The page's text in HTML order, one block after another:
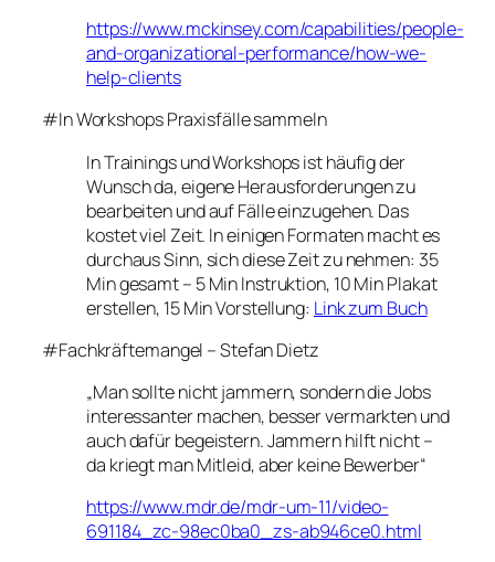
https://www.mckinsey.com/capabilities/people-
and-organizational-performance/how-we-
help-clients
#In Workshops Praxisfälle sammeln
In Trainings und Workshops ist häufig der
Wunsch da, eigene Herausforderungen zu
bearbeiten und auf Fälle einzugehen. Das
kostet viel Zeit. In einigen Formaten macht es
durchaus Sinn, sich diese Zeit zu nehmen: 35
Min gesamt – 5 Min Instruktion, 10 Min Plakat
erstellen, 15 Min Vorstellung: Link zum Buch
#Fachkräftemangel – Stefan Dietz
„Man sollte nicht jammern, sondern die Jobs
interessanter machen, besser vermarkten und
auch dafür begeistern. Jammern hilft nicht –
da kriegt man Mitleid, aber keine Bewerber“
https://www.mdr.de/mdr-um-11/video-
691184_zc-98ec0ba0_zs-ab946ce0.html